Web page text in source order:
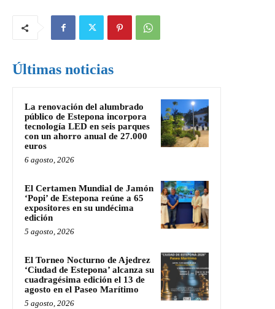
Últimas noticias
La renovación del alumbrado
público de Estepona incorpora
tecnología LED en seis parques
con un ahorro anual de 27.000
euros
6 agosto, 2026
El Certamen Mundial de Jamón
‘Popi’ de Estepona reúne a 65
expositores en su undécima
edición
5 agosto, 2026
El Torneo Nocturno de Ajedrez
‘Ciudad de Estepona’ alcanza su
cuadragésima edición el 13 de
agosto en el Paseo Marítimo
5 agosto, 2026